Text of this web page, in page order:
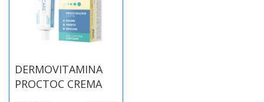
DERMOVITAMINA
PROCTOC CREMA